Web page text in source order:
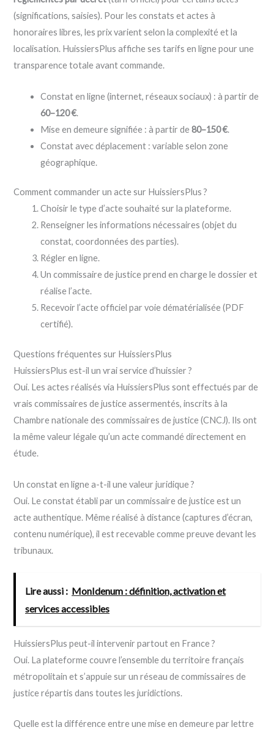
(significations, saisies). Pour les constats et actes à
honoraires libres, les prix varient selon la complexité et la
localisation. HuissiersPlus affiche ses tarifs en ligne pour une
transparence totale avant commande.
Constat en ligne (internet, réseaux sociaux) : à partir de
60–120 €.
Mise en demeure signifiée : à partir de80–150 €.
Constat avec déplacement : variable selon zone
géographique.
Comment commander un acte sur HuissiersPlus ?
Choisir le type d’acte souhaité sur la plateforme.
Renseigner les informations nécessaires (objet du
constat, coordonnées des parties).
Régler en ligne.
Un commissaire de justice prend en charge le dossier et
réalise l’acte.
Recevoir l’acte officiel par voie dématérialisée (PDF
certifié).
Questions fréquentes sur HuissiersPlus
HuissiersPlus est-il un vrai service d’huissier ?
Oui. Les actes réalisés via HuissiersPlus sont effectués par de
vrais commissaires de justice assermentés, inscrits à la
Chambre nationale des commissaires de justice (CNCJ). Ils ont
la même valeur légale qu’un acte commandé directement en
étude.
Un constat en ligne a-t-il une valeur juridique ?
Oui. Le constat établi par un commissaire de justice est un
acte authentique. Même réalisé à distance (captures d’écran,
contenu numérique), il est recevable comme preuve devant les
tribunaux.
Lire aussi : MonIdenum : définition, activation et
services accessibles
HuissiersPlus peut-il intervenir partout en France ?
Oui. La plateforme couvre l’ensemble du territoire français
métropolitain et s’appuie sur un réseau de commissaires de
justice répartis dans toutes les juridictions.
Quelle est la différence entre une mise en demeure par lettre